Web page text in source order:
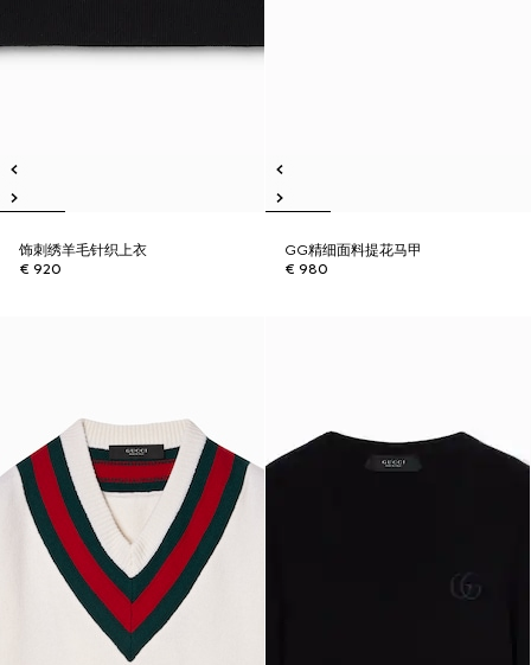
饰刺绣羊毛针织上衣
€ 920
GG精细面料提花马甲
€ 980